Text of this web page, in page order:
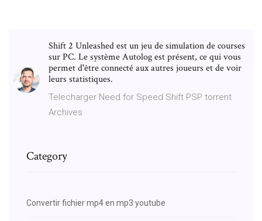
Shift 2 Unleashed est un jeu de simulation de courses
sur PC. Le système Autolog est présent, ce qui vous
permet d'être connecté aux autres joueurs et de voir
leurs statistiques.
Telecharger Need for Speed Shift PSP torrent
Archives
Category
Convertir fichier mp4 en mp3 youtube